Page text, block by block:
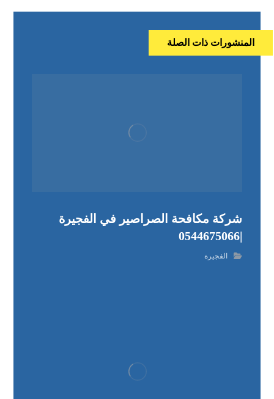
المنشورات ذات الصلة
شركة مكافحة الصراصير في الفجيرة
|0544675066
الفجيرة